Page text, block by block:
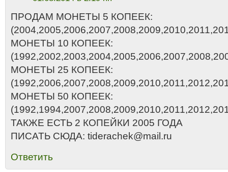
ПРОДАМ МОНЕТЫ 5 КОПЕЕК:
МОНЕТЫ 10 КОПЕЕК:
МОНЕТЫ 25 КОПЕЕК:
МОНЕТЫ 50 КОПЕЕК:
ТАКЖЕ ЕСТЬ 2 КОПЕЙКИ 2005 ГОДА
ПИСАТЬ СЮДА: tiderachek@mail.ru
Ответить